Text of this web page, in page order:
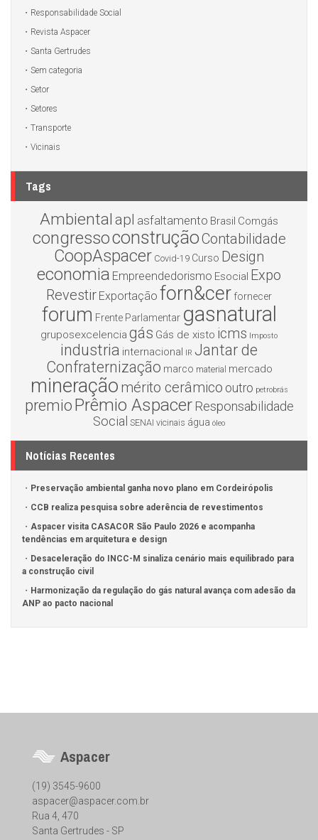
Responsabilidade Social
Revista Aspacer
Santa Gertrudes
Sem categoria
Setor
Setores
Transporte
Vicinais
Tags
Ambiental apl asfaltamento Brasil Comgás
congressoconstruçãoContabilidade
CoopAspacer Covid-19 Curso Design
economia Empreendedorismo Esocial Expo
Revestir Exportação forn&cer fornecer
forum Frente Parlamentar gasnatural
gruposexcelencia gás Gás de xisto icms Imposto
industria internacional IR Jantar de
Confraternização marco material mercado
mineração mérito cerâmico outro petrobrás
premio Prêmio Aspacer Responsabilidade
Social SENAI vicinais água óleo
Notícias Recentes
Preservação ambiental ganha novo plano em Cordeirópolis
CCB realiza pesquisa sobre aderência de revestimentos
Aspacer visita CASACOR São Paulo 2026 e acompanha
tendências em arquitetura e design
Desaceleração do INCC-M sinaliza cenário mais equilibrado para
a construção civil
Harmonização da regulação do gás natural avança com adesão da
ANP ao pacto nacional
Aspacer
(19) 3545-9600
aspacer@aspacer.com.br
Rua 4, 470
Santa Gertrudes - SP